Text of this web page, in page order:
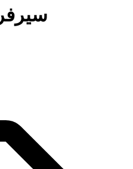
Mar7ba chat سيرفر 1